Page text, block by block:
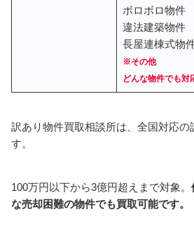
ボロボロ物件
違法建築物件
長屋連棟式物
※その他
どんな物件でも対
訳あり物件買取相談所は、全国対応
す。
100万円以下から3億円超えまで対象。
な売却困難の物件でも買取可能です。